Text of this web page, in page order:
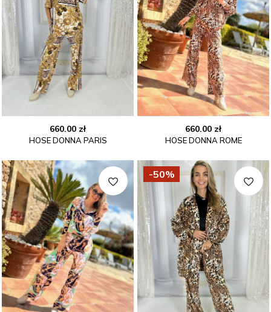
660.00 zł
HOSE DONNA PARIS
660.00 zł
HOSE DONNA ROME
-50%